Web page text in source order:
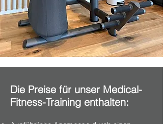
Die Preise für unser Medical-
Fitness-Training enthalten: